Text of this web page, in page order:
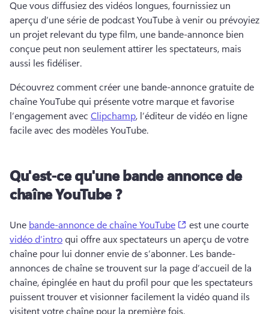
Que vous diffusiez des vidéos longues, fournissiez un
aperçu d’une série de podcast YouTube à venir ou prévoyiez
un projet relevant du type film, une bande-annonce bien
conçue peut non seulement attirer les spectateurs, mais
aussi les fidéliser.
Découvrez comment créer une bande-annonce gratuite de
chaîne YouTube qui présente votre marque et favorise
l’engagement avec Clipchamp, l’éditeur de vidéo en ligne
facile avec des modèles YouTube.
Qu'est-ce qu'une bande annonce de
chaîne YouTube ?
Une bande-annonce de chaîne YouTube (opens in a new
est une courte
vidéo d’intro qui offre aux spectateurs un aperçu de votre
chaîne pour lui donner envie de s’abonner. Les bande-
annonces de chaîne se trouvent sur la page d’accueil de la
chaîne, épinglée en haut du profil pour que les spectateurs
puissent trouver et visionner facilement la vidéo quand ils
visitent votre chaîne pour la première fois.